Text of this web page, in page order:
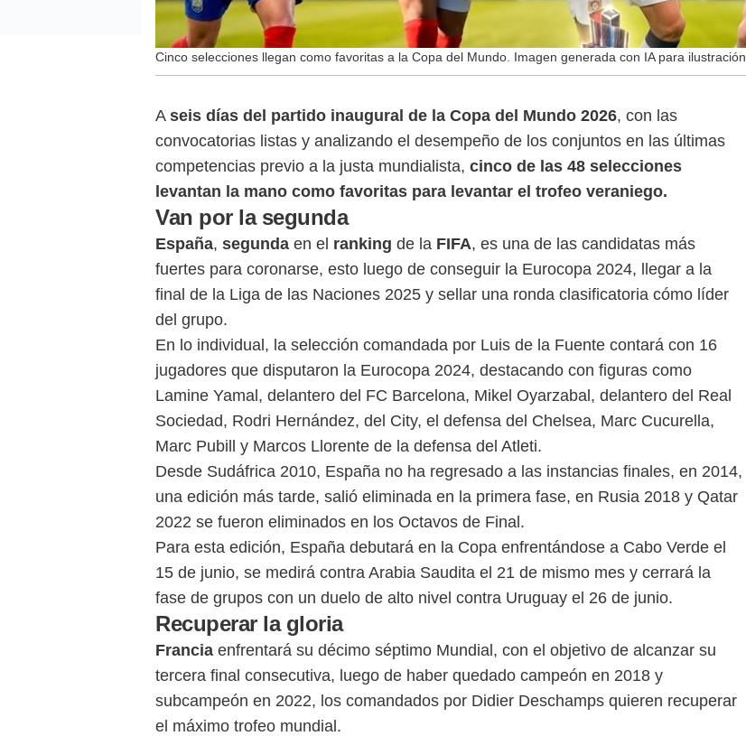
Cinco selecciones llegan como favoritas a la Copa del Mundo. Imagen generada con IA para ilustración
A seis días del partido inaugural de la Copa del Mundo 2026, con las
convocatorias listas y analizando el desempeño de los conjuntos en las últimas
competencias previo a la justa mundialista, cinco de las 48 selecciones
levantan la mano como favoritas para levantar el trofeo veraniego.
Van por la segunda
España, segunda en el ranking de la FIFA, es una de las candidatas más
fuertes para coronarse, esto luego de conseguir la Eurocopa 2024, llegar a la
final de la Liga de las Naciones 2025 y sellar una ronda clasificatoria cómo líder
del grupo.
En lo individual, la selección comandada por Luis de la Fuente contará con 16
jugadores que disputaron la Eurocopa 2024, destacando con figuras como
Lamine Yamal, delantero del FC Barcelona, Mikel Oyarzabal, delantero del Real
Sociedad, Rodri Hernández, del City, el defensa del Chelsea, Marc Cucurella,
Marc Pubill y Marcos Llorente de la defensa del Atleti.
Desde Sudáfrica 2010, España no ha regresado a las instancias finales, en 2014,
una edición más tarde, salió eliminada en la primera fase, en Rusia 2018 y Qatar
2022 se fueron eliminados en los Octavos de Final.
Para esta edición, España debutará en la Copa enfrentándose a Cabo Verde el
15 de junio, se medirá contra Arabia Saudita el 21 de mismo mes y cerrará la
fase de grupos con un duelo de alto nivel contra Uruguay el 26 de junio.
Recuperar la gloria
Francia enfrentará su décimo séptimo Mundial, con el objetivo de alcanzar su
tercera final consecutiva, luego de haber quedado campeón en 2018 y
subcampeón en 2022, los comandados por Didier Deschamps quieren recuperar
el máximo trofeo mundial.